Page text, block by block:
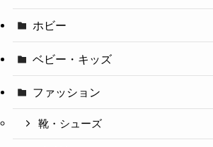
ホビー
ベビー・キッズ
ファッション
靴・シューズ